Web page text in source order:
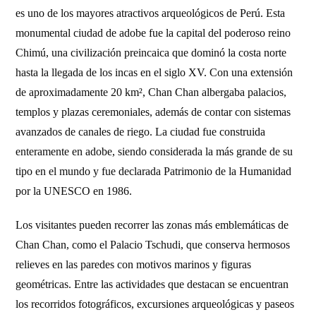
es uno de los mayores atractivos arqueológicos de Perú. Esta
monumental ciudad de adobe fue la capital del poderoso reino
Chimú, una civilización preincaica que dominó la costa norte
hasta la llegada de los incas en el siglo XV. Con una extensión
de aproximadamente 20 km², Chan Chan albergaba palacios,
templos y plazas ceremoniales, además de contar con sistemas
avanzados de canales de riego. La ciudad fue construida
enteramente en adobe, siendo considerada la más grande de su
tipo en el mundo y fue declarada Patrimonio de la Humanidad
por la UNESCO en 1986.
Los visitantes pueden recorrer las zonas más emblemáticas de
Chan Chan, como el Palacio Tschudi, que conserva hermosos
relieves en las paredes con motivos marinos y figuras
geométricas. Entre las actividades que destacan se encuentran
los recorridos fotográficos, excursiones arqueológicas y paseos